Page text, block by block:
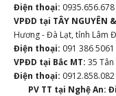
Điện thoại: 0935.656.678
VPĐD tại TÂY NGUYÊN
Hương - Đà Lạt, tỉnh Lâm
Điện thoại: 091 386 5061
VPĐD tại Bắc MT: 35 Tân
Điện thoại: 0912.858.082
PV TT tại Nghệ An: